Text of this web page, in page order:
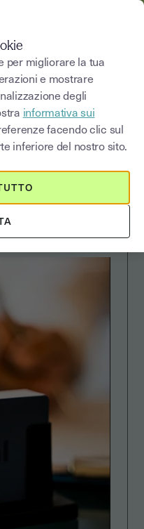
free
per migliorare la tua
e mostrare
degli
informativa sui
facendo clic sul
inferiore del nostro sito.